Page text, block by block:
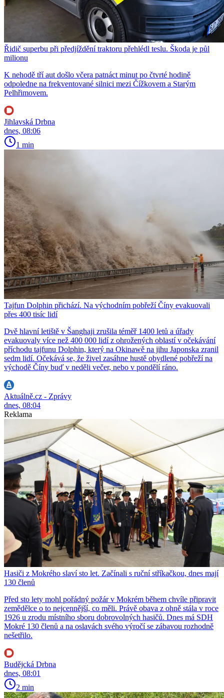
Řidič superbu při předjíždění traktoru přehlédl teslu. Škoda je půl
milionu
K nehodě tří aut došlo včera patnáct minut po čtvrté hodině
odpoledne na frekventované silnici mezi Čížkovem a Starým
Pelhřimovem.
Jihlavská Drbna
dnes, 08:06
1 min
Tajfun Dolphin přichází. Na východním pobřeží Číny evakuovali
přes 400 tisíc lidí
Dvě hlavní letiště v Šanghaji zrušila téměř 1400 letů a úřady
evakuovaly více než 400 000 lidí z ohrožených oblastí v očekávání
příchodu tajfunu Dolphin, který na Okinawě na jihu Japonska zranil
sedm lidí. Očekává se, že živel zasáhne hustě obydlené pobřeží na
východě Číny buď v neděli večer, nebo v pondělí ráno.
Aktuálně.cz - Zprávy
dnes, 08:04
Reklama
Hasiči z Mokrého slaví sto let. Začínali s ruční stříkačkou, dnes mají
130 členů
Před sto lety mohl pořádný požár v Mokrém během chvíle připravit
zemědělce o to nejcennější, co měli. Právě obava z ohně stála v roce
1926 u zrodu místního sboru dobrovolných hasičů. Dnes má SDH
Mokré 130 členů a na oslavách svého výročí se zábavou rozhodně
nešetřilo.
Budějcká Drbna
dnes, 08:01
2 min